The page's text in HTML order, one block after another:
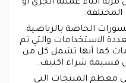
مرنة أثناء عملية الجري أو
المختلفة.
الخاصة بالرياضية
الاستخدامات والتي تم
كما أنها تشمل كل من
قسيمة شراء اكتيف.
معظم المنتجات التي